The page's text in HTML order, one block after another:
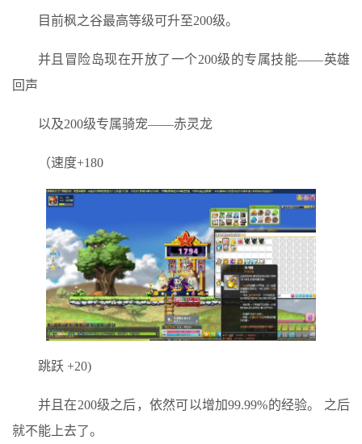
目前枫之谷最高等级可升至200级。
并且冒险岛现在开放了一个200级的专属技能——英雄
回声
以及200级专属骑宠——赤灵龙
（速度+180
跳跃 +20)
并且在200级之后，依然可以增加99.99%的经验。 之后
就不能上去了。